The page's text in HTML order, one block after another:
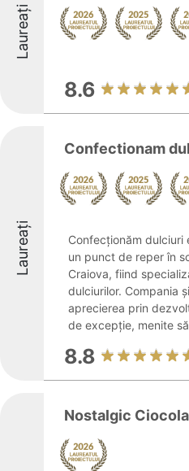
Laureați
8.6
Laureați
Confectionam
Confecționăm dulciuri
un punct de reper în
Craiova, fiind
dulciurilor. Compania
aprecierea prin
de excepție, menite
8.8
Nostalgic